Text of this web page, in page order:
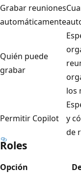
Grabar reuniones
automáticamente
Quién puede
grabar
los
Permitir Copilot
y
de
Roles
Opción